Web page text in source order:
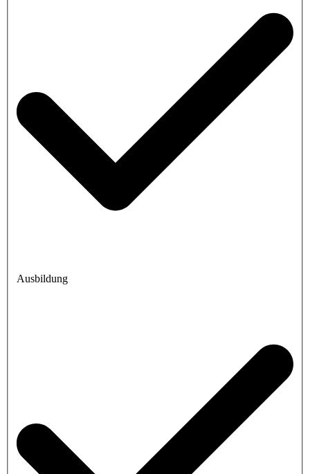
Ausbildung